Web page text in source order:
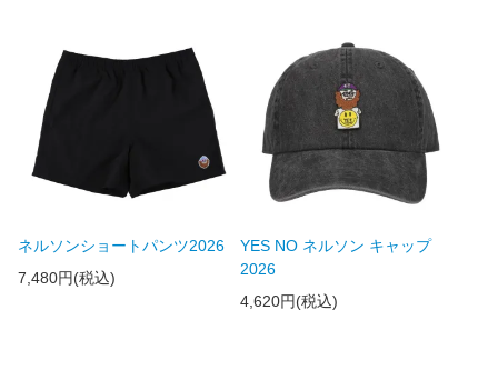
ネルソンショートパンツ2026
7,480円(税込)
YES NO ネルソン キャップ
2026
4,620円(税込)